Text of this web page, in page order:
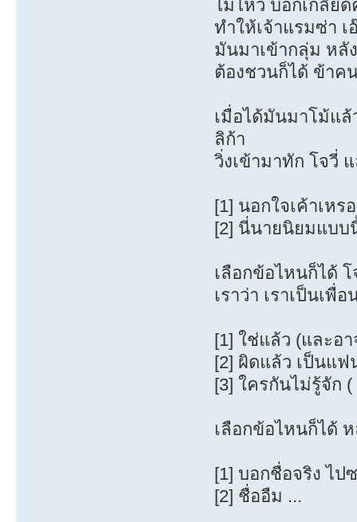
ไม่ไหว บอกเกลีย
ทำให้เจ้าแรมซ่า
มันมาเข้ากลุ่ม หลั
ต้องชวนก็ได้ ข้าค
เมื่อได้มันมาโม้แล้
ลิก้า
วิ่งเข้ามาทัก โจวี่
[1] นอกใจเค้าเห
[2] นี่นายนิยมแบบ
เลือกข้อไหนก็ได้
เราว่า เราเป็นเพื่
[1] ใช่แล้ว (และอ
[2] ผิดแล้ว เป็นแ
[3] ใครกันไม่รู้จัก
เลือกข้อไหนก็ได้
[1] บอกชื่อจริง ไป
[2] ชื่ออืม ...